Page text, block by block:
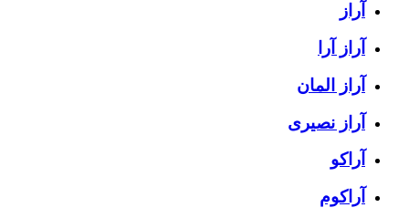
آراز
آراز آرا
آراز المان
آراز نصیری
آراکو
آراکوم